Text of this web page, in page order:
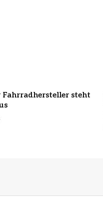
Fahrradhersteller steht